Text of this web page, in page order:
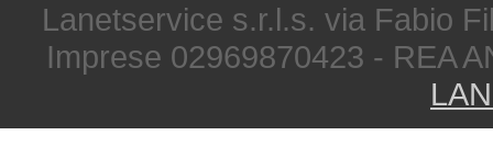
Lanetservice s.r.l.s. via Fabio
Imprese 02969870423 - REA